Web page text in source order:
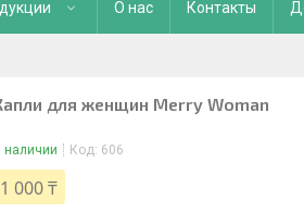
О нас Контакты
для женщин Merry Woman
наличии Код: 606
1 000 ₸